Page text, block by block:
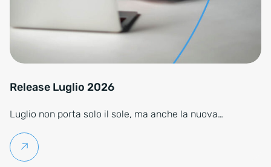
Release Luglio 2026
Luglio non porta solo il sole, ma anche la nuova…
Per saperne di più